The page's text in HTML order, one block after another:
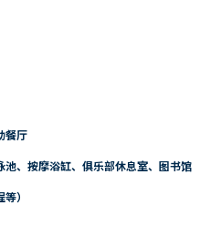
餐厅
、按摩浴缸、俱乐部休息室、图书馆
）